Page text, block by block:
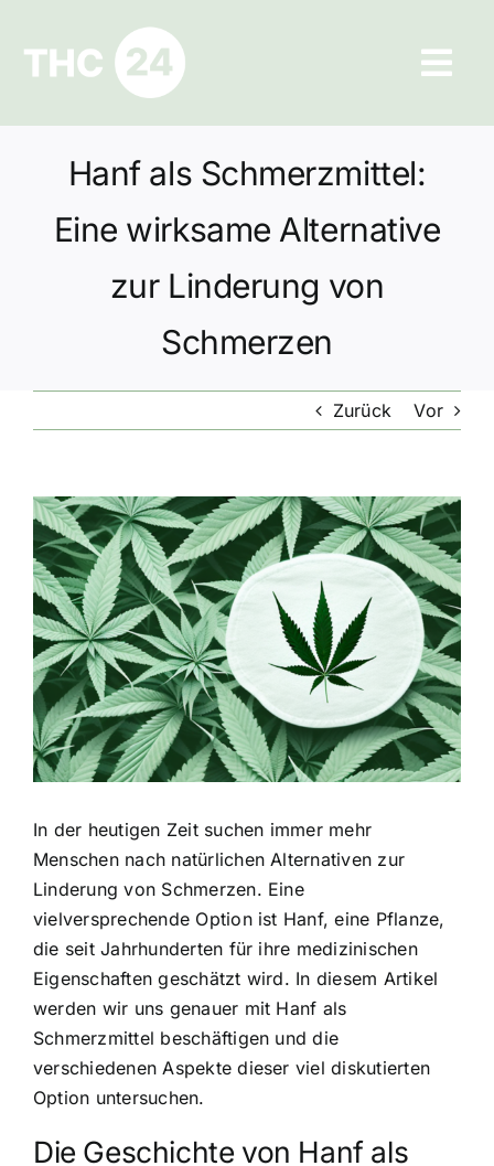
springen
Ratgeber
Datenschutz
Hanf als Schmerzmittel:
Eine wirksame Alternative
zur Linderung von
Schmerzen
Zurück Vor
Zeige
grösseres
Bild
In der heutigen Zeit suchen immer mehr
Menschen nach natürlichen Alternativen zur
Linderung von Schmerzen. Eine
vielversprechende Option ist Hanf, eine Pflanze,
die seit Jahrhunderten für ihre medizinischen
Eigenschaften geschätzt wird. In diesem Artikel
werden wir uns genauer mit Hanf als
Schmerzmittel beschäftigen und die
verschiedenen Aspekte dieser viel diskutierten
Option untersuchen.
Die Geschichte von Hanf als